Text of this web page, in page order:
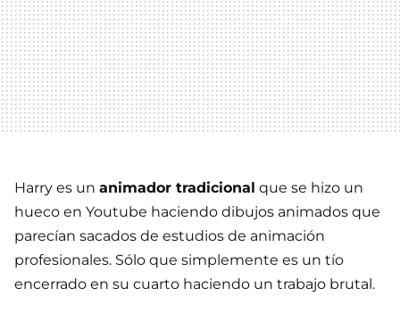
Harry es un animador tradicional que se hizo un
hueco en Youtube haciendo dibujos animados que
parecían sacados de estudios de animación
profesionales. Sólo que simplemente es un tío
encerrado en su cuarto haciendo un trabajo brutal.